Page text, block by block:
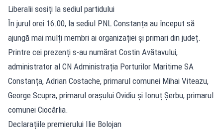
Liberalii sosiți la sediul partidului
În jurul orei 16.00, la sediul PNL Constanța au început să
ajungă mai mulți membri ai organizației și primari din județ.
Printre cei prezenți s-au numărat Costin Avătavului,
administrator al CN Administrația Porturilor Maritime SA
Constanța, Adrian Costache, primarul comunei Mihai Viteazu,
George Scupra, primarul orașului Ovidiu și Ionuț Șerbu, primarul
comunei Ciocârlia.
Declarațiile premierului Ilie Bolojan